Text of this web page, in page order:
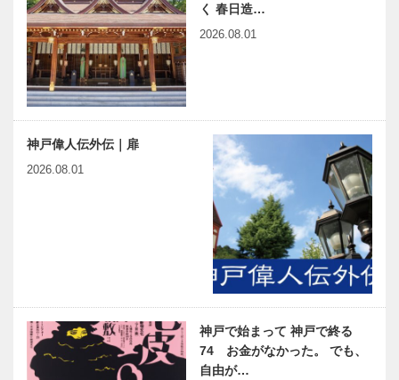
く 春日造…
2026.08.01
神戸偉人伝外伝｜扉
2026.08.01
神戸で始まって 神戸で終る
74 お金がなかった。 でも、
自由が…